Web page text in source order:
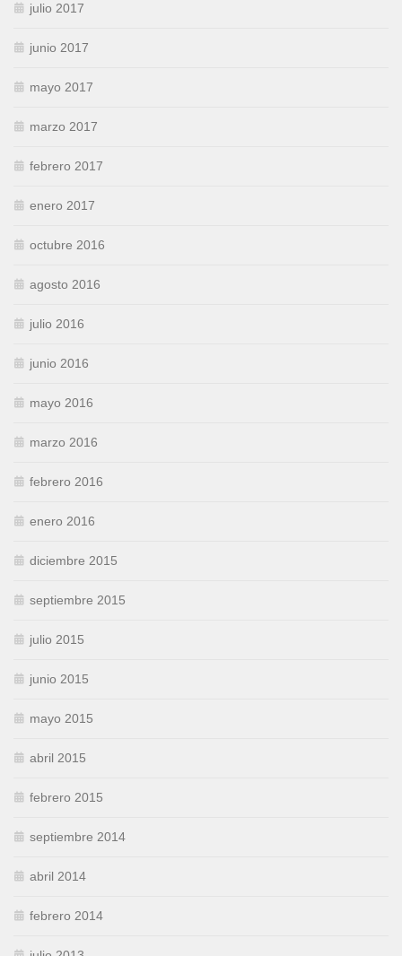
julio 2017
junio 2017
mayo 2017
marzo 2017
febrero 2017
enero 2017
octubre 2016
agosto 2016
julio 2016
junio 2016
mayo 2016
marzo 2016
febrero 2016
enero 2016
diciembre 2015
septiembre 2015
julio 2015
junio 2015
mayo 2015
abril 2015
febrero 2015
septiembre 2014
abril 2014
febrero 2014